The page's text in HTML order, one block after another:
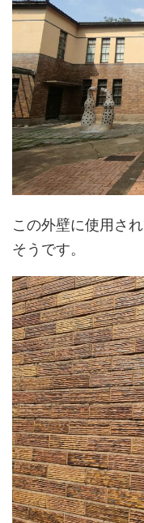
この外壁に使用さ
そうです。